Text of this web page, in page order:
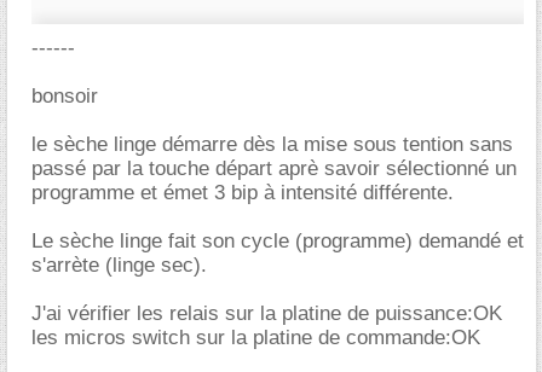
------
bonsoir
le sèche linge démarre dès la mise sous tention sans
passé par la touche départ aprè savoir sélectionné un
programme et émet 3 bip à intensité différente.
Le sèche linge fait son cycle (programme) demandé et
s'arrète (linge sec).
J'ai vérifier les relais sur la platine de puissance:OK
les micros switch sur la platine de commande:OK